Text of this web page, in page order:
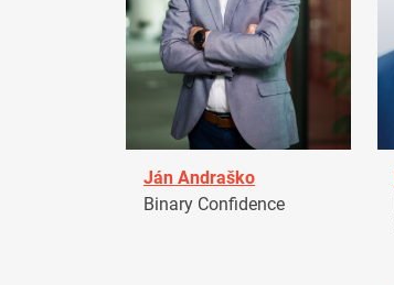
Ján Andraško
Binary Confidence